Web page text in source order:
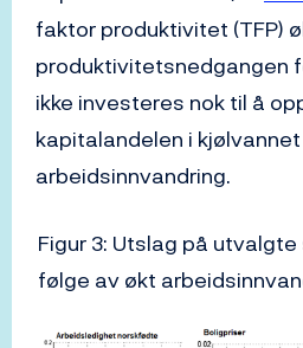
faktor produktivitet (TFP)
produktivitetsnedgangen
ikke investeres nok til å
kapitalandelen i
arbeidsinnvandring.
Figur 3: Utslag på
følge av økt